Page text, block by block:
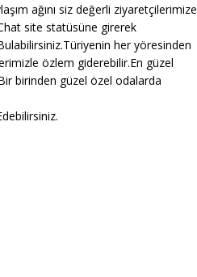
ağını siz değerli ziyaretçilerimize
site statüsüne girerek
her yöresinden
özlem giderebilir.En güzel
birinden güzel özel odalarda